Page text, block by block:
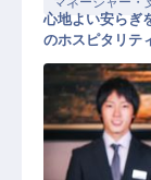
心地よい安らぎ
のホスピタリテ